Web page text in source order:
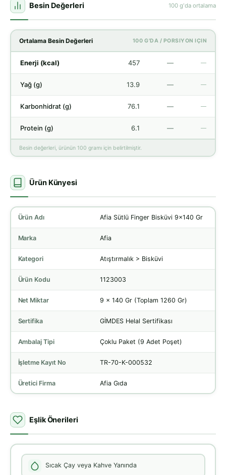
Besin Değerleri 100 g'da ortalama
Ortalama Besin Değerleri 100 G'DA / PORSIYON IÇIN
Enerji (kcal) 457 — —
Yağ (g) 13.9 — —
Karbonhidrat (g) 76.1 — —
Protein (g) 6.1 — —
Besin değerleri, ürünün 100 gramı için belirtilmiştir.
Ürün Künyesi
Ürün Adı Afia Sütlü Finger Bisküvi 9x140 Gr
Marka Afia
Kategori Atıştırmalık > Bisküvi
Ürün Kodu 1123003
Net Miktar 9 x 140 Gr (Toplam 1260 Gr)
Sertifika GİMDES Helal Sertifikası
Ambalaj Tipi Çoklu Paket (9 Adet Poşet)
İşletme Kayıt No TR-70-K-000532
Üretici Firma Afia Gıda
Eşlik Önerileri
Sıcak Çay veya Kahve Yanında